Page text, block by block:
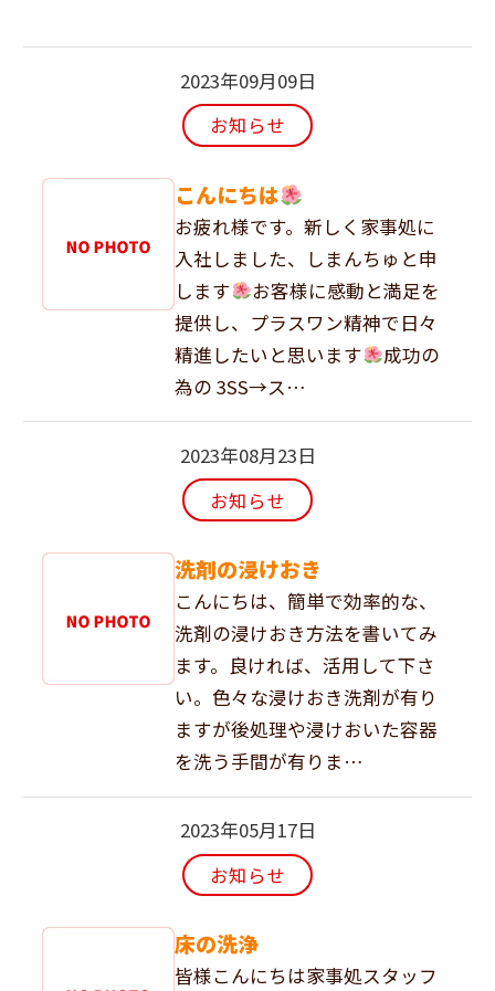
2023年09月09日
お知らせ
こんにちは
お疲れ様です。新しく家事処に
入社しました、しまんちゅと申
します
お客様に感動と満足を
提供し、プラスワン精神で日々
精進したいと思います
成功の
為の 3SS→ス…
2023年08月23日
お知らせ
洗剤の浸けおき
こんにちは、簡単で効率的な、
洗剤の浸けおき方法を書いてみ
ます。良ければ、活用して下さ
い。色々な浸けおき洗剤が有り
ますが後処理や浸けおいた容器
を洗う手間が有りま…
2023年05月17日
お知らせ
床の洗浄
皆様こんにちは家事処スタッフ